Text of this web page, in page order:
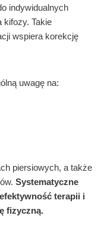
indywidualnych
kifozy. Takie
wspiera korekcję
uwagę na:
piersiowych, a także
Systematyczne
terapii i
fizyczną.